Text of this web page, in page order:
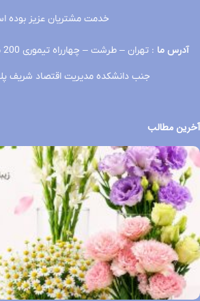
خدمت مشتریان عزیز بوده
آدرس ما
جنب دانشکده مدیریت اقتصاد شریف پلاک 134 و
آخرین مطالب